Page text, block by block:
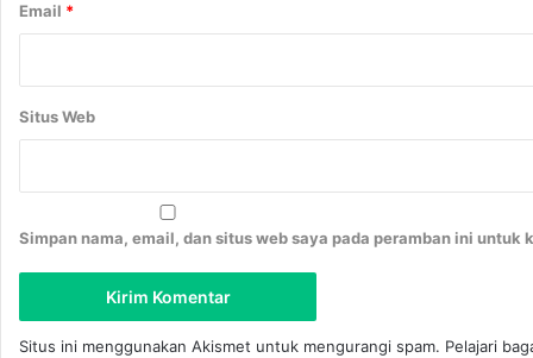
Email *
Situs Web
Simpan nama, email, dan situs web saya pada peramban ini untuk
Situs ini menggunakan Akismet untuk mengurangi spam. Pelajari